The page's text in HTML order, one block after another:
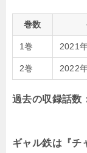
巻数
1巻 2021
2巻 2022
過去の収録話数
ギャル鉄は『チ